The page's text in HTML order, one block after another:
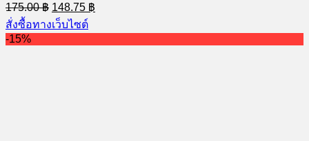
175.00฿ Original
price
was:
175.00 ฿.
148.75 ฿
price
148.75 ฿.
สั่งซื้อทางเว็บไซต์
-15%